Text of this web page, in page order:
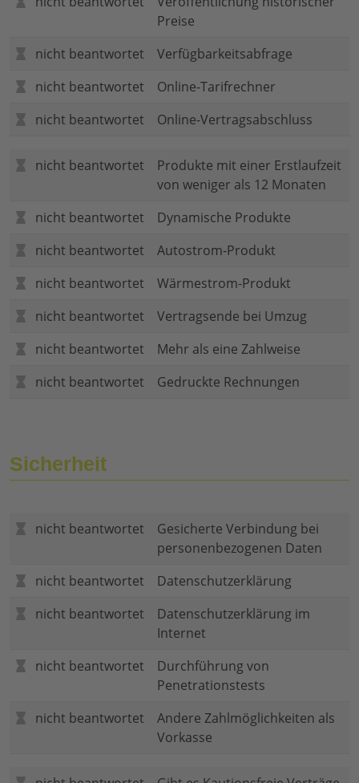
Preise
nicht beantwortet
Verfügbarkeitsabfrage
nicht beantwortet
Online-Tarifrechner
nicht beantwortet
Online-Vertragsabschluss
nicht beantwortet
Produkte mit einer Erstlaufzeit
von weniger als 12 Monaten
nicht beantwortet
Dynamische Produkte
nicht beantwortet
Autostrom-Produkt
nicht beantwortet
Wärmestrom-Produkt
nicht beantwortet
Vertragsende bei Umzug
nicht beantwortet
Mehr als eine Zahlweise
nicht beantwortet
Gedruckte Rechnungen
Sicherheit
nicht beantwortet
Gesicherte Verbindung bei
personenbezogenen Daten
nicht beantwortet
Datenschutzerklärung
nicht beantwortet
Datenschutzerklärung im
Internet
nicht beantwortet
Durchführung von
Penetrationstests
nicht beantwortet
Andere Zahlmöglichkeiten als
Vorkasse